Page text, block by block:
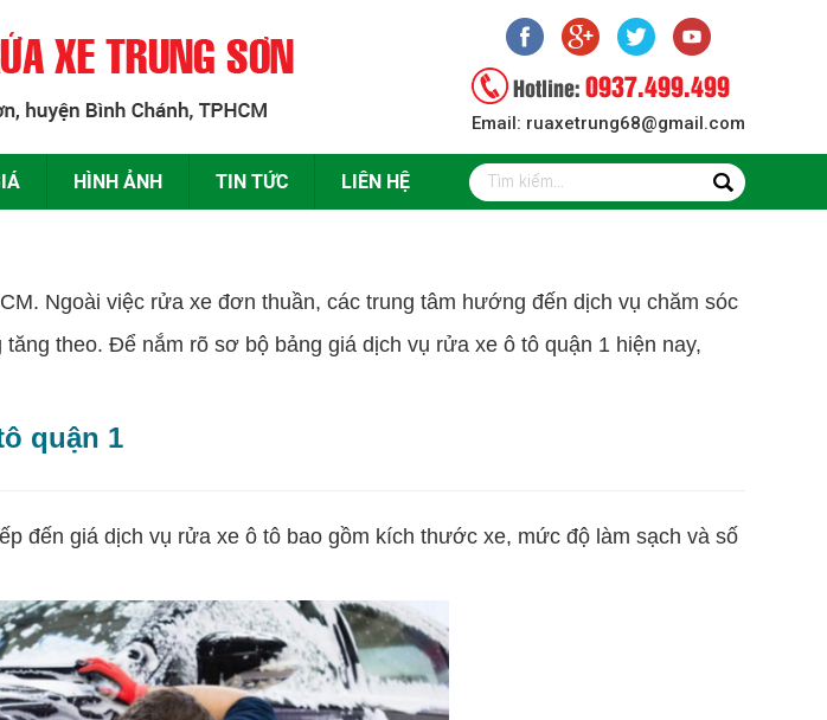
Hotline: 0937.499.499
Email: ruaxetrung68@gmail.com
HÌNH ẢNH TIN TỨC LIÊN HỆ
Ngoài việc rửa xe đơn thuần, các trung tâm hướng đến dịch vụ chăm sóc
theo. Để nắm rõ sơ bộ bảng giá dịch vụ rửa xe ô tô quận 1 hiện nay,
quận 1
đến giá dịch vụ rửa xe ô tôbao gồm kích thước xe, mức độ làm sạch và số